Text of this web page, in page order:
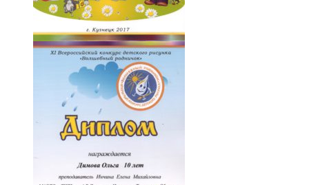
008-7BD3n5dYjKs